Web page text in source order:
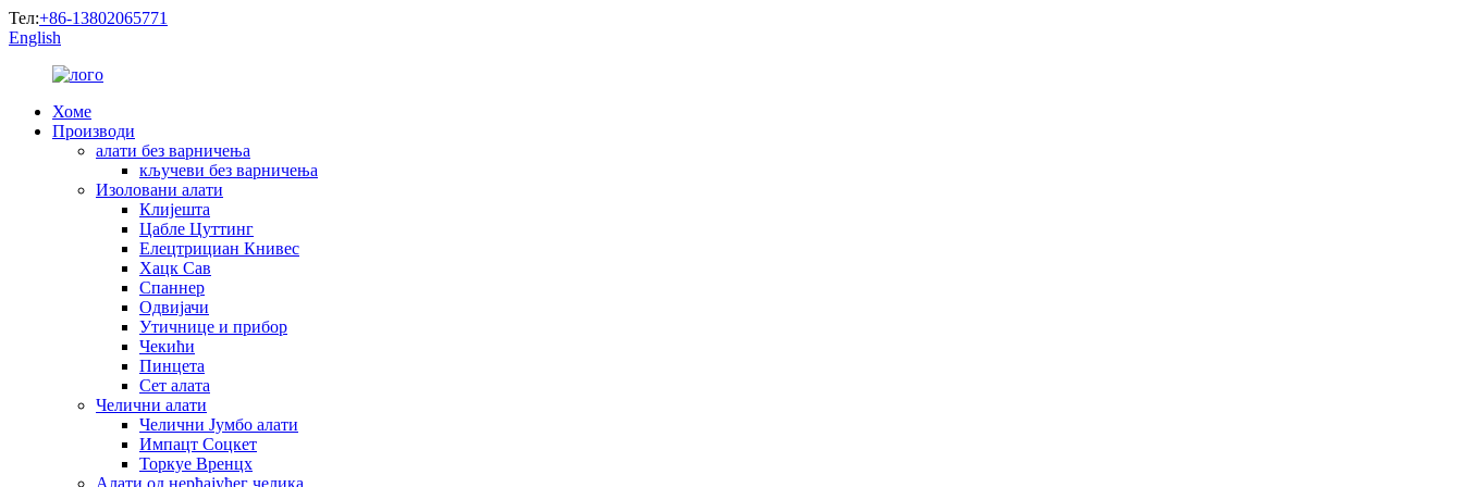
Тел:+86-13802065771
English
Хоме
Производи
алати без варничења
кључеви без варничења
Изоловани алати
Клијешта
Цабле Цуттинг
Елецтрициан Книвес
Хацк Сав
Спаннер
Одвијачи
Утичнице и прибор
Чекићи
Пинцета
Сет алата
Челични алати
Челични Јумбо алати
Импацт Соцкет
Торкуе Вренцх
Алати од нерђајућег челика